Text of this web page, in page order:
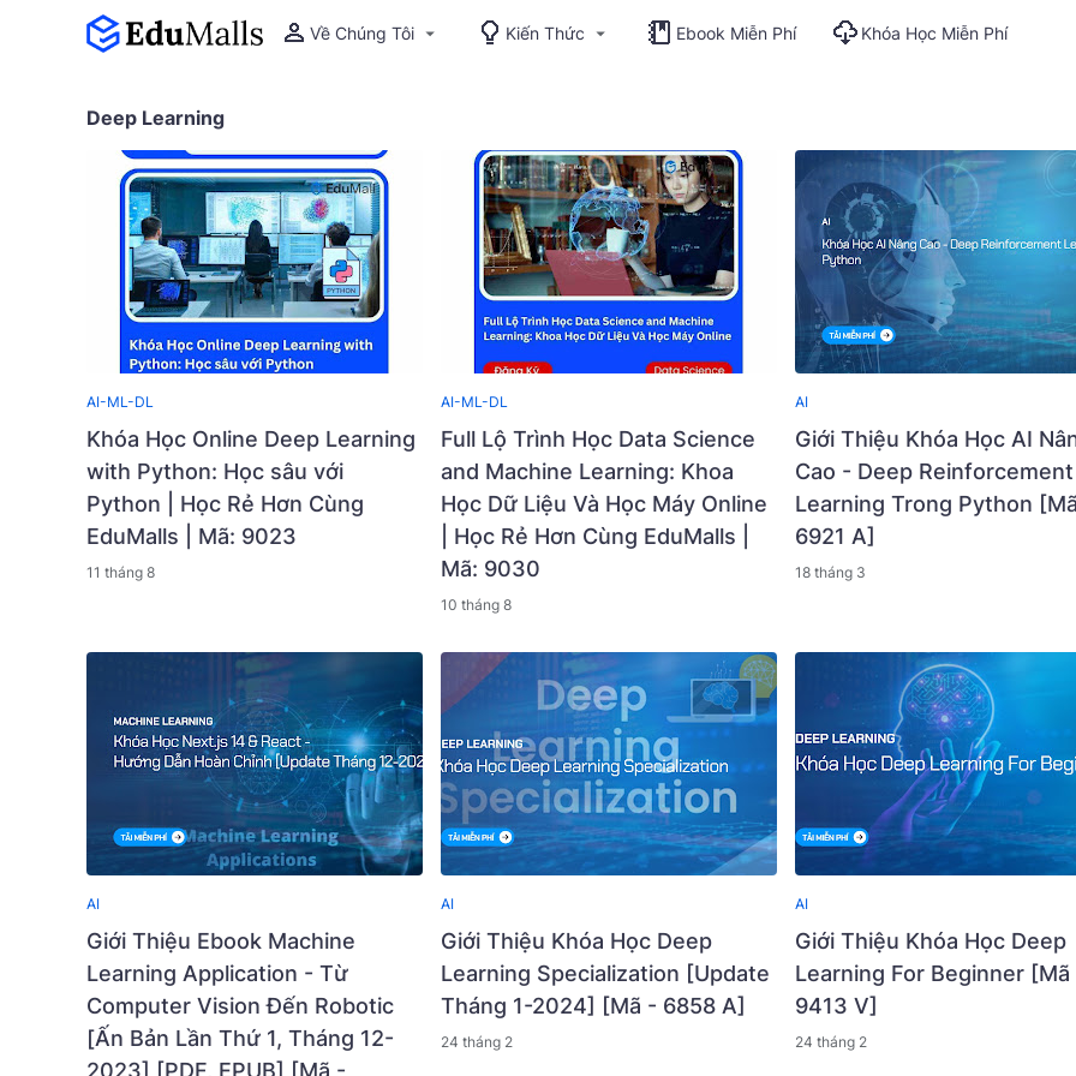
Về Chúng Tôi Kiến Thức Ebook Miễn Phí Khóa Học Miễn Phí
Deep Learning
AI-ML-DL
Khóa Học Online Deep Learning
with Python: Học sâu với
Python | Học Rẻ Hơn Cùng
EduMalls | Mã: 9023
11 tháng 8
AI-ML-DL
Full Lộ Trình Học Data Science
and Machine Learning: Khoa
Học Dữ Liệu Và Học Máy Online
| Học Rẻ Hơn Cùng EduMalls |
Mã: 9030
10 tháng 8
AI
Giới Thiệu Khóa Học AI
Cao - Deep Reinforcement
Learning Trong Python
6921 A]
18 tháng 3
AI
Giới Thiệu Ebook Machine
Learning Application - Từ
Computer Vision Đến Robotic
[Ấn Bản Lần Thứ 1, Tháng 12-
2023] [PDF, EPUB] [Mã -
AI
Giới Thiệu Khóa Học Deep
Learning Specialization [Update
Tháng 1-2024] [Mã - 6858 A]
24 tháng 2
AI
Giới Thiệu Khóa Học Deep
Learning For Beginner [Mã
9413 V]
24 tháng 2